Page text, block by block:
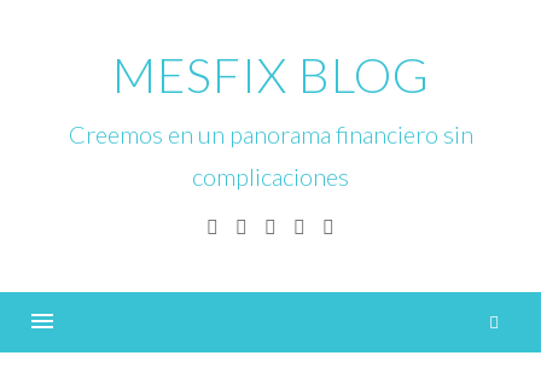
MESFIX BLOG
Creemos en un panorama financiero sin
complicaciones
Facebook
TwitterLinkedinInstagram